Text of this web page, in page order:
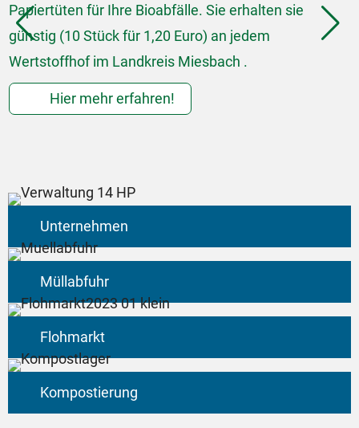
Papiertüten für Ihre Bioabfälle. Sie erhalten sie
günstig (10 Stück für 1,20 Euro) an jedem
Wertstoffhof im Landkreis Miesbach .
Hier mehr erfahren!
Unternehmen
Müllabfuhr
Flohmarkt
Kompostierung